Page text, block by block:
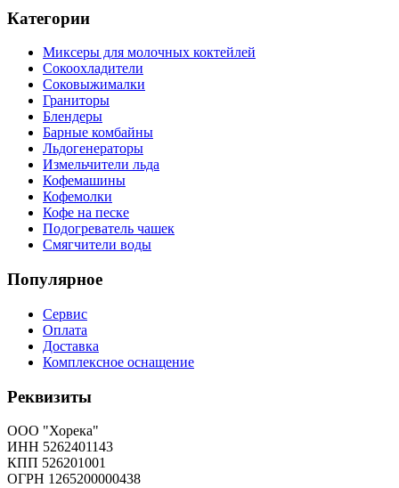
Категории
Миксеры для молочных коктейлей
Сокоохладители
Соковыжималки
Граниторы
Блендеры
Барные комбайны
Льдогенераторы
Измельчители льда
Кофемашины
Кофемолки
Кофе на песке
Подогреватель чашек
Смягчители воды
Популярное
Сервис
Оплата
Доставка
Комплексное оснащение
Реквизиты
ООО "Хорека"
ИНН 5262401143
КПП 526201001
ОГРН 1265200000438